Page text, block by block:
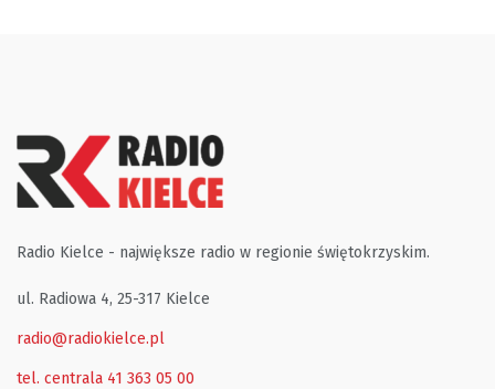
Radio Kielce - największe radio w regionie świętokrzyskim.
ul. Radiowa 4, 25-317 Kielce
radio@radiokielce.pl
tel. centrala 41 363 05 00